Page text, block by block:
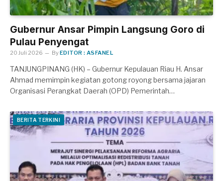
Gubernur Ansar Pimpin Langsung Goro di
Pulau Penyengat
20 Juli 2026 ByEDITOR : ASFANEL
TANJUNGPINANG (HK) – Gubernur Kepulauan Riau H. Ansar
Ahmad memimpin kegiatan gotong royong bersama jajaran
Organisasi Perangkat Daerah (OPD) Pemerintah…
BERITA TERKINI